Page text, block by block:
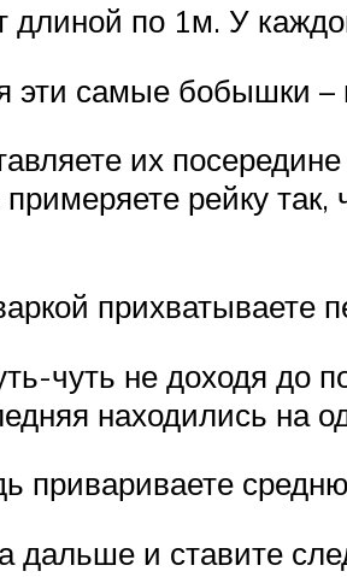
длиной по 1м. У
эти самые бобышки –
их
примеряете рейку
прихватываете
чуть не доходя до
находились на
привариваете
дальше и ставите